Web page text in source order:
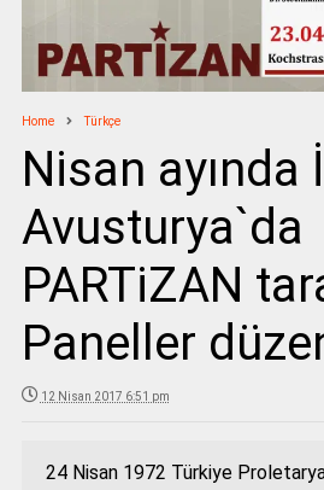
Home Türkçe
Nisan ayında
Avusturya`da
PARTiZAN
Paneller
12 Nisan 2017 6:51 pm
24 Nisan 1972 Türkiye